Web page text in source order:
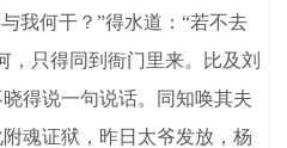
我何干？”得水道：“若不去
，只得同到衙门里来。比及刘
得说一句说话。同知唤其夫
魂证狱，昨日太爷发放，杨